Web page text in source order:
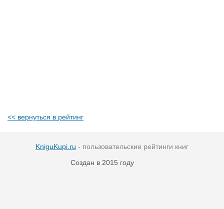
<< вернуться в рейтинг
KniguKupi.ru - пользовательские рейтинги книг
Создан в 2015 году